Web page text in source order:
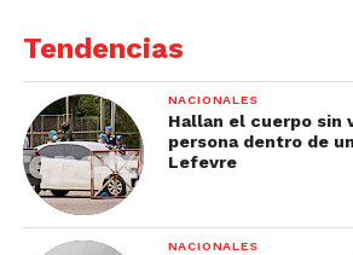
Tendencias
NACIONALES
Hallan el cuerpo sin
persona dentro de
Lefevre
NACIONALES